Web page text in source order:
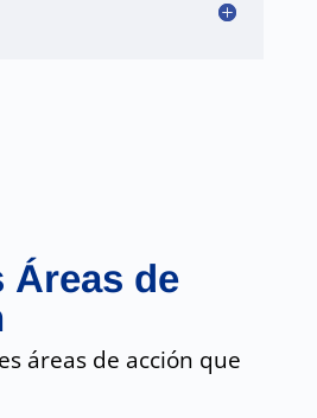
Áreas de
áreas de acción que